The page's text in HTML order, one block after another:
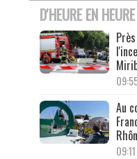
D'HEURE EN HEURE
Au
09:11